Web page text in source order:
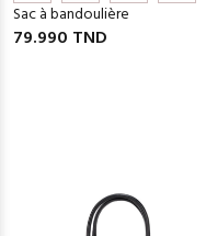
Sac à bandoulière
79.990 TND